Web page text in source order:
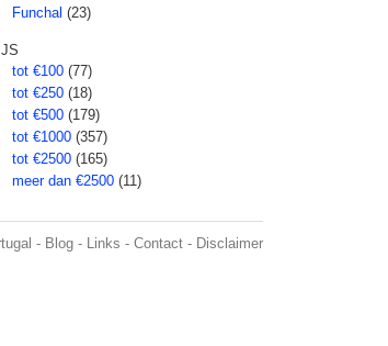
Funchal (23)
tot €100 (77)
tot €250 (18)
tot €500 (179)
tot €1000 (357)
tot €2500 (165)
meer dan €2500 (11)
- Blog - Links - Contact - Disclaimer